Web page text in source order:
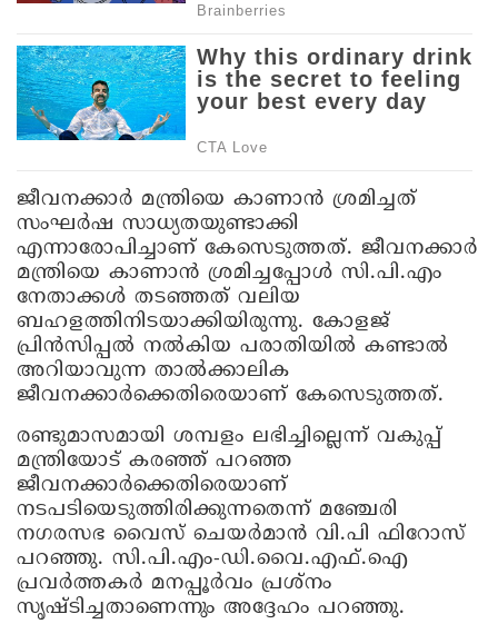
ജീവനക്കാർ മന്ത്രിയെ കാണാൻ ശ്രമിച്ചത്
സംഘർഷ സാധ്യതയുണ്ടാക്കി
എന്നാരോപിച്ചാണ് കേസെടുത്തത്. ജീവനക്കാർ
മന്ത്രിയെ കാണാൻ ശ്രമിച്ചപ്പോൾ സി.പി.എം
നേതാക്കൾ തടഞ്ഞത് വലിയ
ബഹളത്തിനിടയാക്കിയിരുന്നു. കോളജ്
പ്രിൻസിപ്പൽ നൽകിയ പരാതിയിൽ കണ്ടാൽ
അറിയാവുന്ന താൽക്കാലിക
ജീവനക്കാർക്കെതിരെയാണ് കേസെടുത്തത്.
രണ്ടുമാസമായി ശമ്പളം ലഭിച്ചില്ലെന്ന് വകുപ്പ്
മന്ത്രിയോട് കരഞ്ഞ് പറഞ്ഞ
ജീവനക്കാർക്കെതിരെയാണ്
നടപടിയെടുത്തിരിക്കുന്നതെന്ന് മഞ്ചേരി
നഗരസഭ വൈസ് ചെയർമാൻ വി.പി ഫിറോസ്
പറഞ്ഞു. സി.പി.എം-ഡി.വൈ.എഫ്.ഐ
പ്രവർത്തകർ മനപ്പൂർവം പ്രശ്നം
സൃഷ്ടിച്ചതാണെന്നും അദ്ദേഹം പറഞ്ഞു.